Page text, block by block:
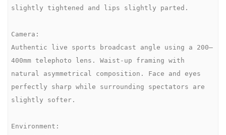
slightly tightened and lips slightly parted.
Camera:
Authentic live sports broadcast angle using a 200–
400mm telephoto lens. Waist-up framing with
natural asymmetrical composition. Face and eyes
perfectly sharp while surrounding spectators are
slightly softer.
Environment: